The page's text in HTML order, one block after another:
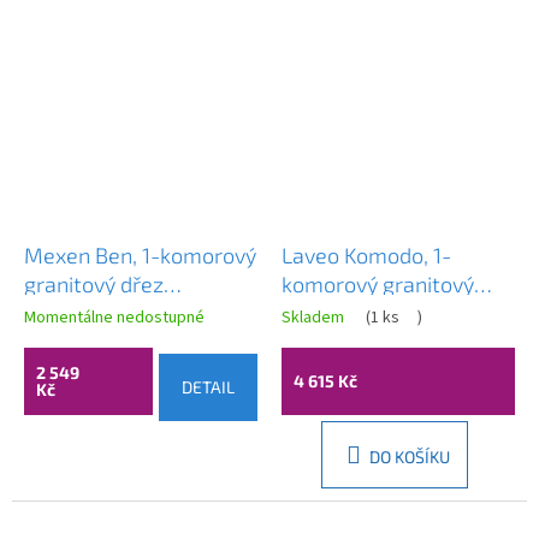
Mexen Ben, 1-komorový
granitový dřez
600x500x190 mm,
levý+ chromový sifon,
bílá, 6522605000-20
Momentálne nedostupné
2 549
Kč
DETAIL
Laveo Komodo, 1-
komorový granitový
dřez 586x490x221 mm,
bílá, LAV-SBK_610A
Skladem (1 ks )
4 615 Kč
DO KOŠÍKU